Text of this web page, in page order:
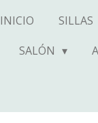
INICIO SILLAS
SALÓN